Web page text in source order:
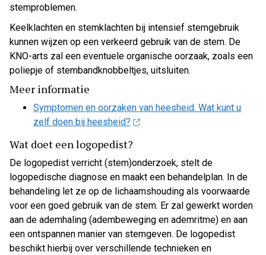
stemproblemen.
Keelklachten en stemklachten bij intensief stemgebruik
kunnen wijzen op een verkeerd gebruik van de stem. De
KNO-arts zal een eventuele organische oorzaak, zoals een
poliepje of stembandknobbeltjes, uitsluiten.
Meer informatie
Symptomen en oorzaken van heesheid. Wat kunt u
zelf doen bij heesheid?
Wat doet een logopedist?
De logopedist verricht (stem)onderzoek, stelt de
logopedische diagnose en maakt een behandelplan. In de
behandeling let ze op de lichaamshouding als voorwaarde
voor een goed gebruik van de stem. Er zal gewerkt worden
aan de ademhaling (adembeweging en ademritme) en aan
een ontspannen manier van stemgeven. De logopedist
beschikt hierbij over verschillende technieken en